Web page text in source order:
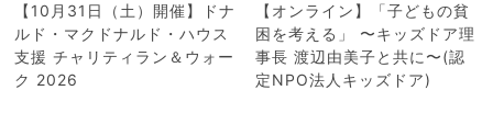
【10月31日（土）開催】ドナ
ルド・マクドナルド・ハウス
支援 チャリティラン＆ウォー
ク 2026
【オンライン】「子どもの貧
困を考える」 〜キッズドア理
事長 渡辺由美子と共に〜(認
定NPO法人キッズドア)